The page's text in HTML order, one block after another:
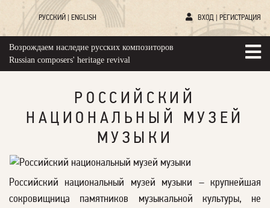
РУССКИЙ ENGLISH ВХОД РЕГИСТРАЦИЯ
Возрождаем наследие русских композиторов
Russian composers' heritage revival
РОССИЙСКИЙ
НАЦИОНАЛЬНЫЙ МУЗЕЙ
МУЗЫКИ
Российский национальный музей музыки – крупнейшая
сокровищница памятников музыкальной культуры, не